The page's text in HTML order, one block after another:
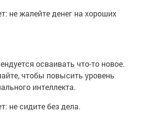
не жалейте денег на хороших
осваивать что-то новое.
чтобы повысить уровень
интеллекта.
не сидите без дела.